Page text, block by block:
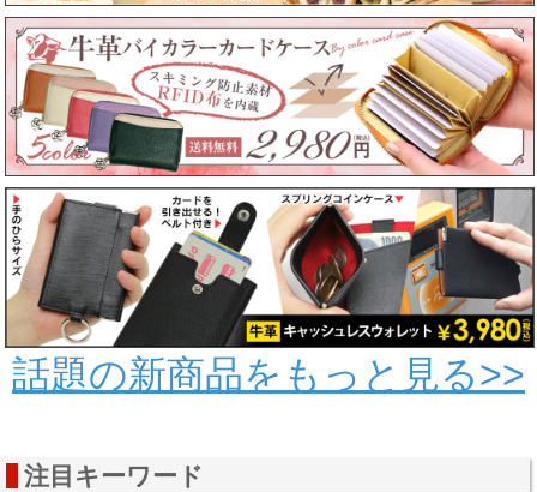
話題の新商品をもっと見る>>
注目キーワード